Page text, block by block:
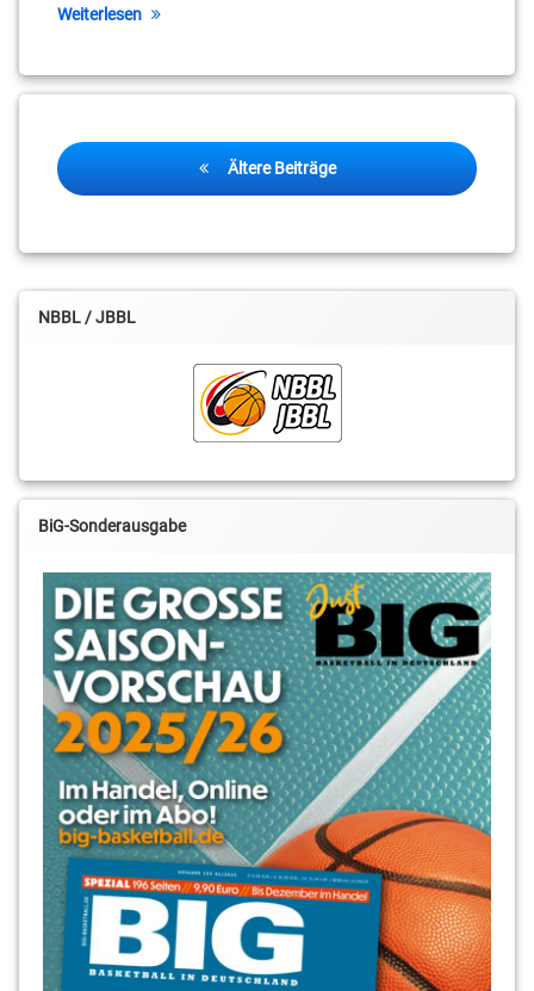
Weiterlesen
Beitragsnavigation
Ältere Beiträge
NBBL / JBBL
BiG-Sonderausgabe